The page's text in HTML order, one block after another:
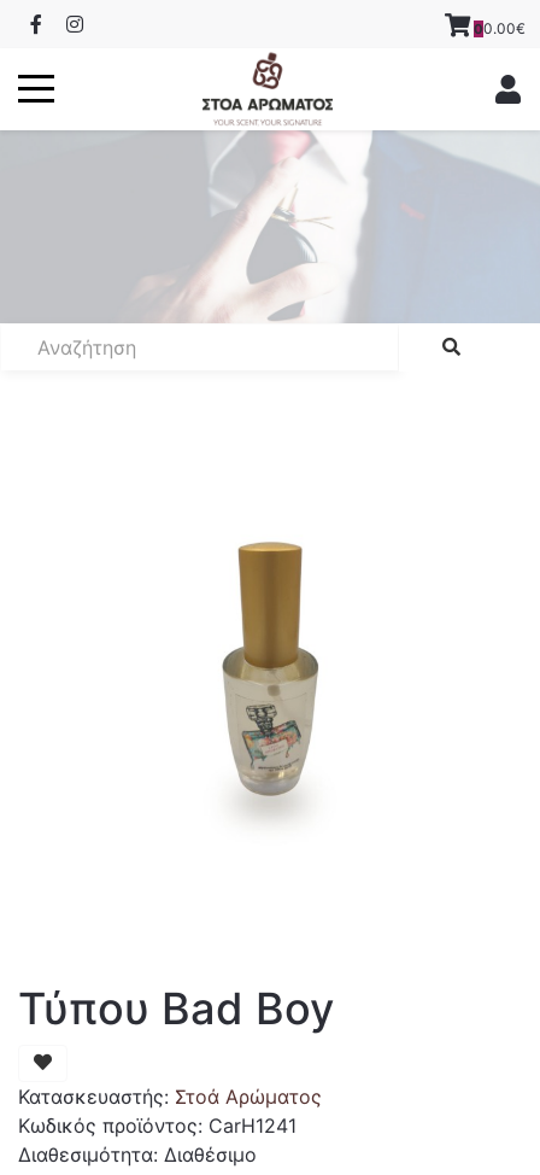
00.00€
Τύπου Bad Boy
Κατασκευαστής: Στοά Αρώματος
Κωδικός προϊόντος: CarH1241
Διαθεσιμότητα: Διαθέσιμο